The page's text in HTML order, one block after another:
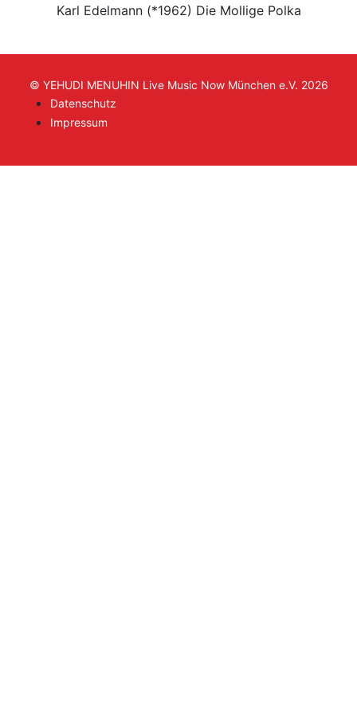
Karl Edelmann (*1962) Die Mollige Polka
© YEHUDI MENUHIN Live Music Now München e.V. 2026
Datenschutz
Impressum